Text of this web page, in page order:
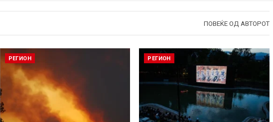
ПОВЕЌЕ ОД АВТОРОТ
РЕГИОН РЕГИОН